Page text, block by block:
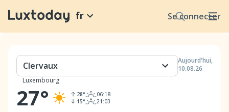
Se connecter
fr
Aujourd'hui,
10.08.26
Clervaux
Luxembourg
27° 28°
15°
06:18
21:03